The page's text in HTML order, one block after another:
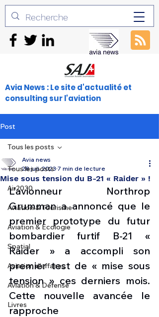
Avia News : Le site d'actualité et
consulting sur l'aviation
Post
Tous les posts
Air2030
Aviation & Tourisme
Aviation & Ecologie
Spatial
Aviation d'affaires
Aviation & Défense
Livres
Tous les posts
Mise sous tension du B-21 « Raider » !
Avia news
28 juil. 2023 7 min de lecture
L’avionneur Northrop
Grumman a annoncé que le
premier prototype du futur
bombardier furtif B-21 «
Raider » a accompli son
premier test de « mise sous
tension » ces derniers mois.
Cette nouvelle avancée le
rapproche